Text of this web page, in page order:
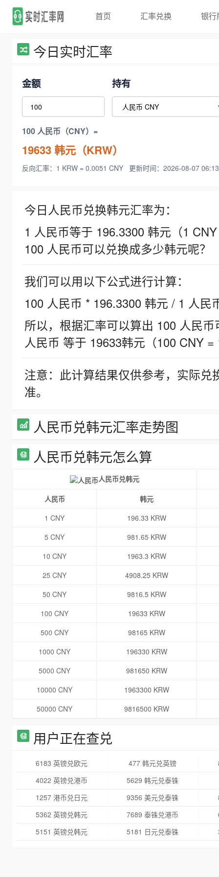
首页 汇率兑换 银行
今日实时汇率
金额 持有
100 人民币（CNY）=
19633韩元（KRW）
反向汇率：1 KRW = 0.0051 CNY 更新时间：2026-08-07
今日人民币兑换韩元汇率为：
1 人民币等于 196.3300 韩元（1
100 人民币可以兑换成多少韩元呢？
我们可以用以下公式进行计算：
100 人民币 * 196.3300 韩元 / 1 人民
所以，根据汇率可以算出 100 人民
人民币 等于 19633韩元（100 CNY =
注意：此计算结果仅供参考，实际
准。
人民币兑韩元汇率走势图
人民币兑韩元怎么算
人民币兑韩元
人民币
韩元
1 CNY
196.33 KRW
5 CNY
981.65 KRW
10 CNY
1963.3 KRW
25 CNY
4908.25 KRW
50 CNY
9816.5 KRW
100 CNY
19633 KRW
500 CNY
98165 KRW
1000 CNY
196330 KRW
5000 CNY
981650 KRW
10000 CNY
1963300 KRW
50000 CNY
9816500 KRW
用户正在查兑
6183 英镑兑欧元 477 韩元兑英镑
4022 英镑兑港币
5629 韩元兑泰铢
1257 港币兑日元
9356 美元兑泰铢
5362 英镑兑韩元
7689 泰铢兑港币
5151 英镑兑韩元
5181 日元兑泰铢